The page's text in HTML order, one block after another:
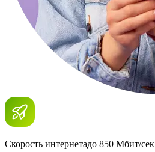
Скорость интернетадо 850 Мбит/сек